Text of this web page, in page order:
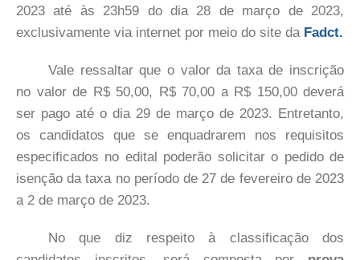
2023 até às 23h59 do dia 28 de março de 2023,
exclusivamente via internet por meio do site da Fadct.
Vale ressaltar que o valor da taxa de inscrição
no valor de R$ 50,00, R$ 70,00 a R$ 150,00 deverá
ser pago até o dia 29 de março de 2023. Entretanto,
os candidatos que se enquadrarem nos requisitos
especificados no edital poderão solicitar o pedido de
isenção da taxa no período de 27 de fevereiro de 2023
a 2 de março de 2023.
No que diz respeito à classificação dos